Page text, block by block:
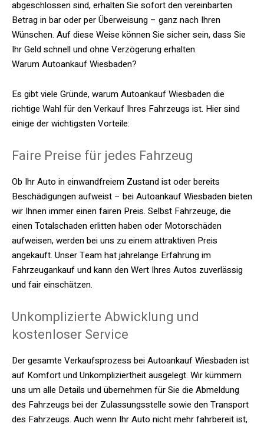
abgeschlossen sind, erhalten Sie sofort den vereinbarten
Betrag in bar oder per Überweisung – ganz nach Ihren
Wünschen. Auf diese Weise können Sie sicher sein, dass Sie
Ihr Geld schnell und ohne Verzögerung erhalten.
Warum Autoankauf Wiesbaden?
Es gibt viele Gründe, warum Autoankauf Wiesbaden die
richtige Wahl für den Verkauf Ihres Fahrzeugs ist. Hier sind
einige der wichtigsten Vorteile:
Faire Preise für jedes Fahrzeug
Ob Ihr Auto in einwandfreiem Zustand ist oder bereits
Beschädigungen aufweist – bei Autoankauf Wiesbaden bieten
wir Ihnen immer einen fairen Preis. Selbst Fahrzeuge, die
einen Totalschaden erlitten haben oder Motorschäden
aufweisen, werden bei uns zu einem attraktiven Preis
angekauft. Unser Team hat jahrelange Erfahrung im
Fahrzeugankauf und kann den Wert Ihres Autos zuverlässig
und fair einschätzen.
Unkomplizierte Abwicklung und
kostenloser Service
Der gesamte Verkaufsprozess bei Autoankauf Wiesbaden ist
auf Komfort und Unkompliziertheit ausgelegt. Wir kümmern
uns um alle Details und übernehmen für Sie die Abmeldung
des Fahrzeugs bei der Zulassungsstelle sowie den Transport
des Fahrzeugs. Auch wenn Ihr Auto nicht mehr fahrbereit ist,